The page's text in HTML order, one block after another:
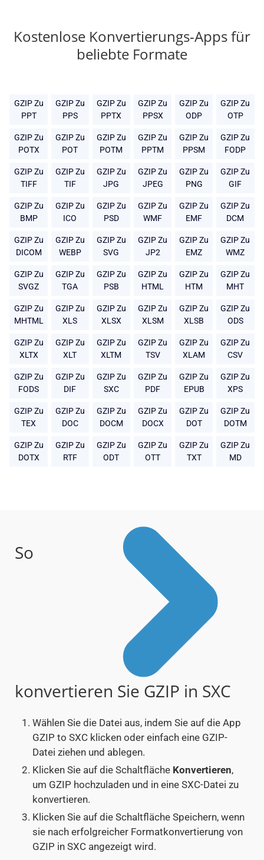
Kostenlose Konvertierungs-Apps für
beliebte Formate
GZIP Zu
PPT
GZIP Zu
PPS
GZIP Zu
PPTX
GZIP Zu
PPSX
GZIP Zu
ODP
GZIP Zu
OTP
GZIP Zu
POTX
GZIP Zu
POT
GZIP Zu
POTM
GZIP Zu
PPTM
GZIP Zu
PPSM
GZIP Zu
FODP
GZIP Zu
TIFF
GZIP Zu
TIF
GZIP Zu
JPG
GZIP Zu
JPEG
GZIP Zu
PNG
GZIP Zu
GIF
GZIP Zu
BMP
GZIP Zu
ICO
GZIP Zu
PSD
GZIP Zu
WMF
GZIP Zu
EMF
GZIP Zu
DCM
GZIP Zu
DICOM
GZIP Zu
WEBP
GZIP Zu
SVG
GZIP Zu
JP2
GZIP Zu
EMZ
GZIP Zu
WMZ
GZIP Zu
SVGZ
GZIP Zu
TGA
GZIP Zu
PSB
GZIP Zu
HTML
GZIP Zu
HTM
GZIP Zu
MHT
GZIP Zu
MHTML
GZIP Zu
XLS
GZIP Zu
XLSX
GZIP Zu
XLSM
GZIP Zu
XLSB
GZIP Zu
ODS
GZIP Zu
XLTX
GZIP Zu
XLT
GZIP Zu
XLTM
GZIP Zu
TSV
GZIP Zu
XLAM
GZIP Zu
CSV
GZIP Zu
FODS
GZIP Zu
DIF
GZIP Zu
SXC
GZIP Zu
PDF
GZIP Zu
EPUB
GZIP Zu
XPS
GZIP Zu
TEX
GZIP Zu
DOC
GZIP Zu
DOCM
GZIP Zu
DOCX
GZIP Zu
DOT
GZIP Zu
DOTM
GZIP Zu
DOTX
GZIP Zu
RTF
GZIP Zu
ODT
GZIP Zu
OTT
GZIP Zu
TXT
GZIP Zu
MD
So
konvertieren Sie GZIP in SXC
Wählen Sie die Datei aus, indem Sie auf die App
GZIP to SXC klicken oder einfach eine GZIP-
Datei ziehen und ablegen.
Klicken Sie auf die Schaltfläche Konvertieren,
um GZIP hochzuladen und in eine SXC-Datei zu
konvertieren.
Klicken Sie auf die Schaltfläche Speichern, wenn
sie nach erfolgreicher Formatkonvertierung von
GZIP in SXC angezeigt wird.